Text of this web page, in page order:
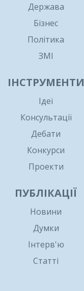
Держава
Бізнес
Політика
ЗМІ
ІНСТРУМЕНТИ
Ідеї
Консультації
Дебати
Конкурси
Проекти
ПУБЛІКАЦІЇ
Новини
Думки
Інтерв'ю
Статті